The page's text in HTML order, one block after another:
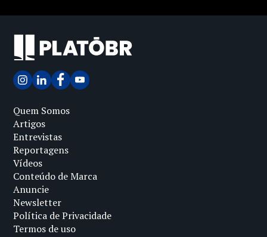
Quem Somos
Artigos
Entrevistas
Reportagens
Vídeos
Conteúdo de Marca
Anuncie
Newsletter
Política de Privacidade
Termos de uso